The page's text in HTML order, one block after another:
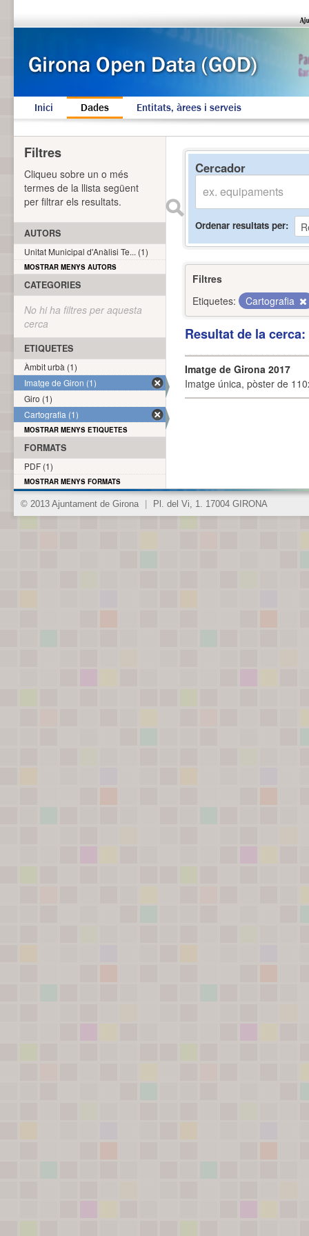
Inici Dades Entitats, àrees i serveis
Cercador
Ordenar resultats per
Filtres
Etiquetes:
Cartografia
Resultat de la
Imatge de Girona 2017
Imatge única, pòster de
Filtres
Cliqueu sobre un o més
termes de la llista següent
per filtrar els resultats.
AUTORS
Unitat Municipal d'Anàlisi Te... (1)
MOSTRAR MENYS AUTORS
CATEGORIES
No hi ha filtres per aquesta
cerca
ETIQUETES
Àmbit urbà (1)
Imatge de Giron (1)
Giro (1)
Cartografia (1)
MOSTRAR MENYS ETIQUETES
FORMATS
PDF (1)
MOSTRAR MENYS FORMATS
© 2013 Ajuntament de Girona Pl. del Vi, 1. 17004 GIRONA